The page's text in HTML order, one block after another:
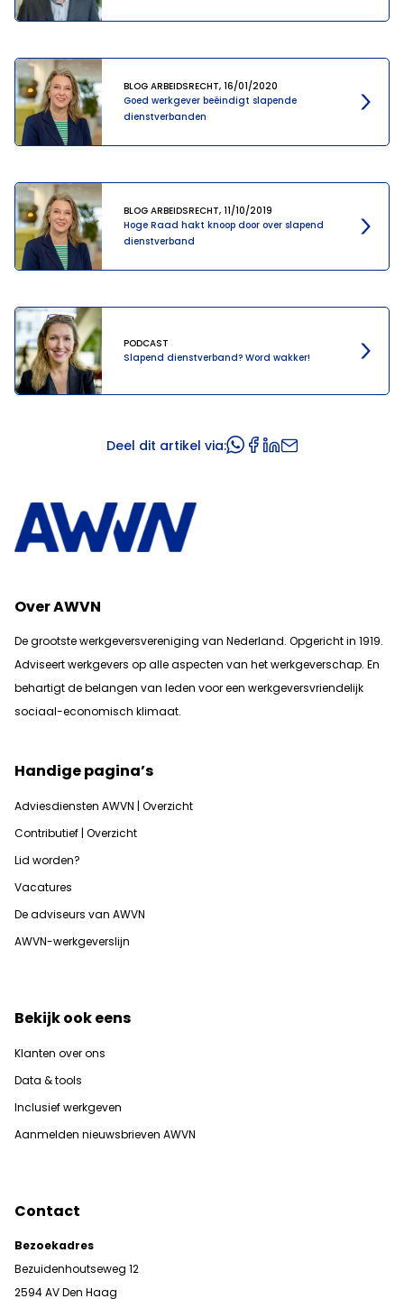
Goed werkgever beëindigt slapende
dienstverbanden
BLOG ARBEIDSRECHT, 16/01/2020
Hoge Raad hakt knoop door over slapend
dienstverband
BLOG ARBEIDSRECHT, 11/10/2019
Slapend dienstverband? Word wakker!
PODCAST
Deel dit artikel via:
Over AWVN
De grootste werkgeversvereniging van Nederland. Opgericht in 1919.
Adviseert werkgevers op alle aspecten van het werkgeverschap. En
behartigt de belangen van leden voor een werkgeversvriendelijk
sociaal-economisch klimaat.
Handige pagina’s
Adviesdiensten AWVN | Overzicht
Contributief | Overzicht
Lid worden?
Vacatures
De adviseurs van AWVN
AWVN-werkgeverslijn
Bekijk ook eens
Klanten over ons
Data & tools
Inclusief werkgeven
Aanmelden nieuwsbrieven AWVN
Contact
Bezoekadres
Bezuidenhoutseweg 12
2594 AV Den Haag